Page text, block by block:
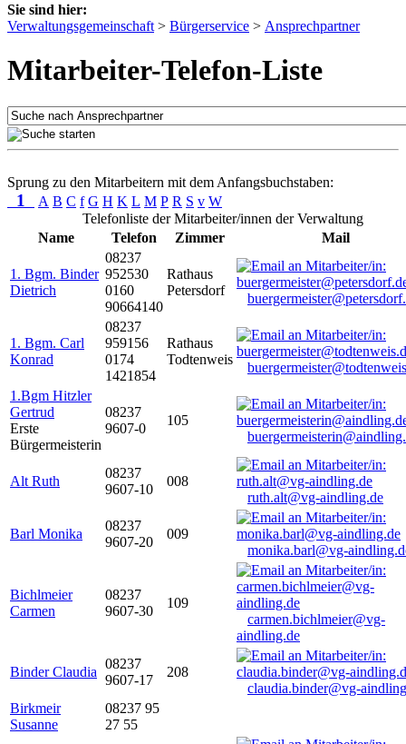
Sie sind hier:
Verwaltungsgemeinschaft > Bürgerservice > Ansprechpartner
Mitarbeiter-Telefon-Liste
Sprung zu den Mitarbeitern mit dem Anfangsbuchstaben:
1 A B C f G H K L M P R S v W
Telefonliste der Mitarbeiter/innen der Verwaltung
Name
Telefon Zimmer Mail
1. Bgm. Binder
Dietrich
08237
952530
0160
90664140
Rathaus
Petersdorf
1. Bgm. Carl
Konrad
08237
959156
0174
1421854
Rathaus
Todtenweis
1.Bgm Hitzler
Gertrud
Erste
Bürgermeisterin
08237
9607-0
105
Alt Ruth
08237
9607-10
008
ruth.alt@vg-aindling.de
Barl Monika
08237
9607-20
009
monika.barl@vg-
Bichlmeier
Carmen
08237
9607-30
109
carmen.bichlmeier@vg-
aindling.de
Binder Claudia
08237
9607-17
208
claudia.binder@vg-
Birkmeir
Susanne
08237 95
27 55